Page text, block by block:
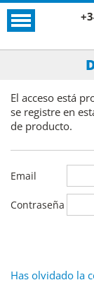
El acceso está
se registre en
de producto.
Email
Contraseña
Has olvidado la